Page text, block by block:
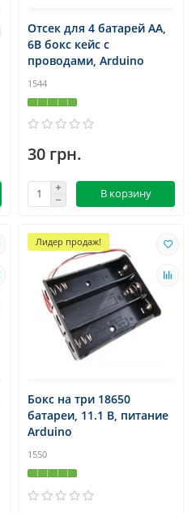
Отсек для 4 батарей AA,
6В бокс кейс с
проводами, Arduino
1544
30 грн.
В корзину
Лидер продаж!
Бокс на три 18650
батареи, 11.1 В, питание
Arduino
1550